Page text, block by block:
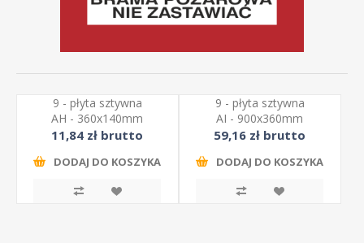
9 - płyta sztywna
AH - 360x140mm
11,84 zł brutto
DODAJ DO KOSZYKA
9 - płyta sztywna
AI - 900x360mm
59,16 zł brutto
DODAJ DO KOSZYKA